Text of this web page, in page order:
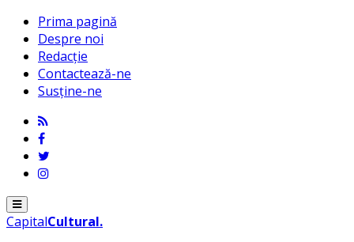
Prima pagină
Despre noi
Redacție
Contactează-ne
Susține-ne
Menu
CapitalCultural.